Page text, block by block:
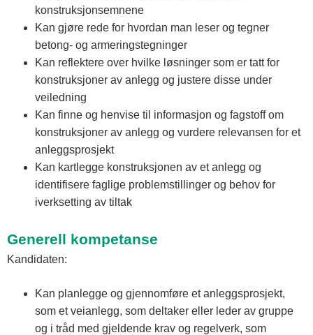
konstruksjonsemnene
Kan gjøre rede for hvordan man leser og tegner
betong- og armeringstegninger
Kan reflektere over hvilke løsninger som er tatt for
konstruksjoner av anlegg og justere disse under
veiledning
Kan finne og henvise til informasjon og fagstoff om
konstruksjoner av anlegg og vurdere relevansen for et
anleggsprosjekt
Kan kartlegge konstruksjonen av et anlegg og
identifisere faglige problemstillinger og behov for
iverksetting av tiltak
Generell kompetanse
Kandidaten:
Kan planlegge og gjennomføre et anleggsprosjekt,
som et veianlegg, som deltaker eller leder av gruppe
og i tråd med gjeldende krav og regelverk, som